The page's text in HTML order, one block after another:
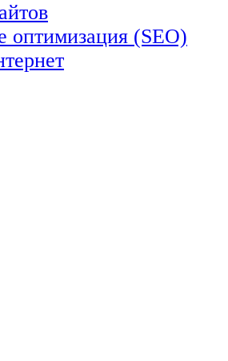
оптимизация (SEO)